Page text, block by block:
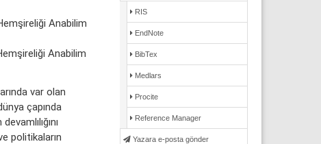
Anabilim
Anabilim
var olan
çapında
politikaların
RIS
EndNote
BibTex
Medlars
Procite
Reference Manager
Yazara e-posta gönder